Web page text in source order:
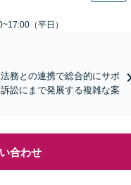
（平日）
務との連携で総合的にサポ
訟にまで発展する複雑な案
合わせ